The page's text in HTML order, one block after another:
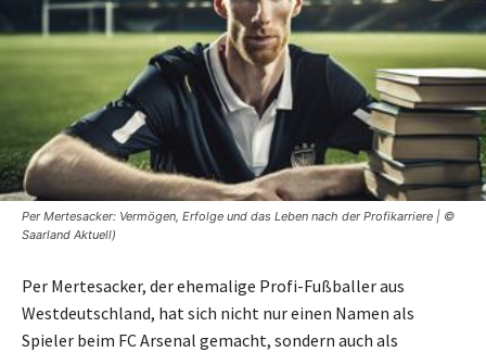
Per Mertesacker: Vermögen, Erfolge und das Leben nach der Profikarriere | ©
Saarland Aktuell)
Per Mertesacker, der ehemalige Profi-Fußballer aus
Westdeutschland, hat sich nicht nur einen Namen als
Spieler beim FC Arsenal gemacht, sondern auch als